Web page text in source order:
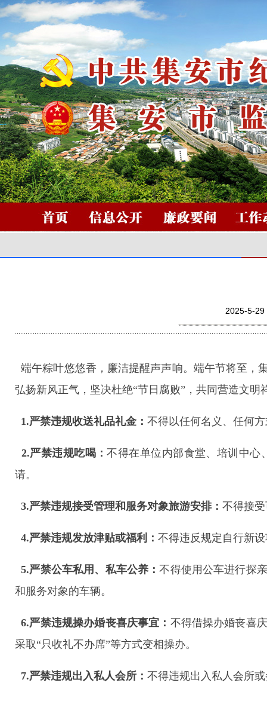
2025-5-
端午粽叶悠悠香，廉洁提醒声声响。端午节将至，
弘扬新风正气，坚决杜绝“节日腐败”，共同营造文
1.严禁违规收送礼品礼金： 不得以任何名义、任何
2.严禁违规吃喝：不得在单位内部食堂、培训中心
请。
3.严禁违规接受管理和服务对象旅游安排： 不得接
4.严禁违规发放津贴或福利： 不得违反规定自行新
5.严禁公车私用、私车公养：不得使用公车进行探
和服务对象的车辆。
6.严禁违规操办婚丧喜庆事宜： 不得借操办婚丧喜
采取“只收礼不办席”等方式变相操办。
7.严禁违规出入私人会所： 不得违规出入私人会所